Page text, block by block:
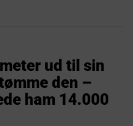
ud til sin
den –
ham 14.000